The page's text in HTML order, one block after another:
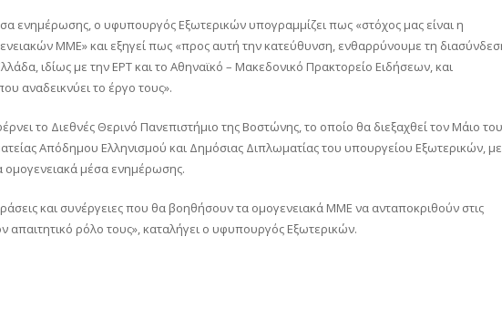
ενημέρωσης, ο υφυπουργός Εξωτερικών υπογραμμίζει πως «στόχος μας είναι η
ΜΜΕ» και εξηγεί πως «προς αυτή την κατεύθυνση, ενθαρρύνουμε τη
ιδίως με την ΕΡΤ και το Αθηναϊκό – Μακεδονικό Πρακτορείο Ειδήσεων, και
αναδεικνύει το έργο τους».
το Διεθνές Θερινό Πανεπιστήμιο της Βοστώνης, το οποίο θα διεξαχθεί τον Μάιο του
Απόδημου Ελληνισμού και Δημόσιας Διπλωματίας του υπουργείου Εξωτερικών, με
ομογενειακά μέσα ενημέρωσης.
και συνέργειες που θα βοηθήσουν τα ομογενειακά ΜΜΕ να ανταποκριθούν στις
απαιτητικό ρόλο τους», καταλήγει ο υφυπουργός Εξωτερικών.